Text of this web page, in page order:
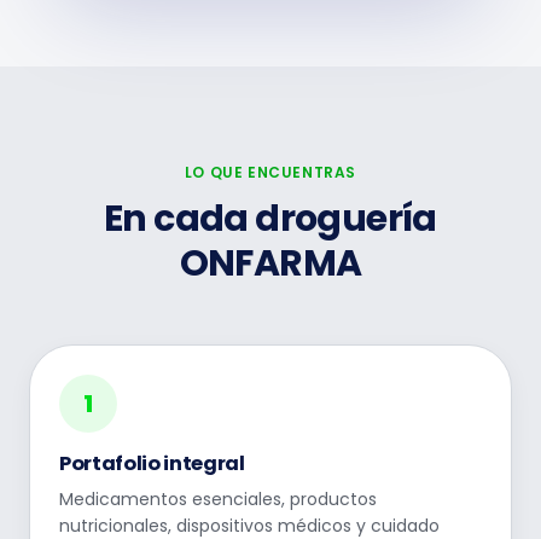
LO QUE ENCUENTRAS
En cada droguería
ONFARMA
1
Portafolio integral
Medicamentos esenciales, productos
nutricionales, dispositivos médicos y cuidado